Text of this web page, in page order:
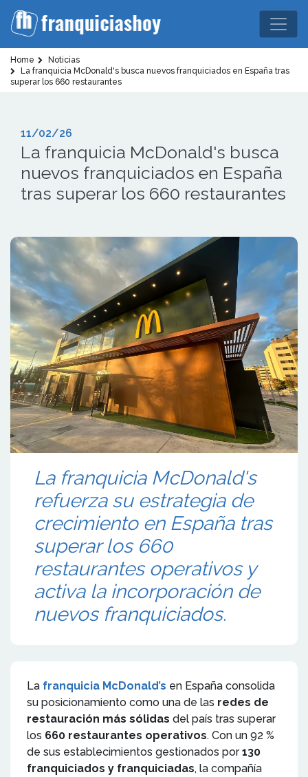
Home
Noticias
La franquicia McDonald's busca nuevos franquiciados en España tras
superar los 660 restaurantes
11/02/26
La franquicia McDonald's busca
nuevos franquiciados en España
tras superar los 660 restaurantes
La franquicia McDonald's
refuerza su estrategia de
crecimiento en España tras
superar los 660
restaurantes operativos y
activa la incorporación de
nuevos franquiciados.
La franquicia McDonald’s en España consolida
su posicionamiento como una de las redes de
restauración más sólidas del país tras superar
los 660 restaurantes operativos. Con un 92 %
de sus establecimientos gestionados por130
franquiciados y franquiciadas, la compañía